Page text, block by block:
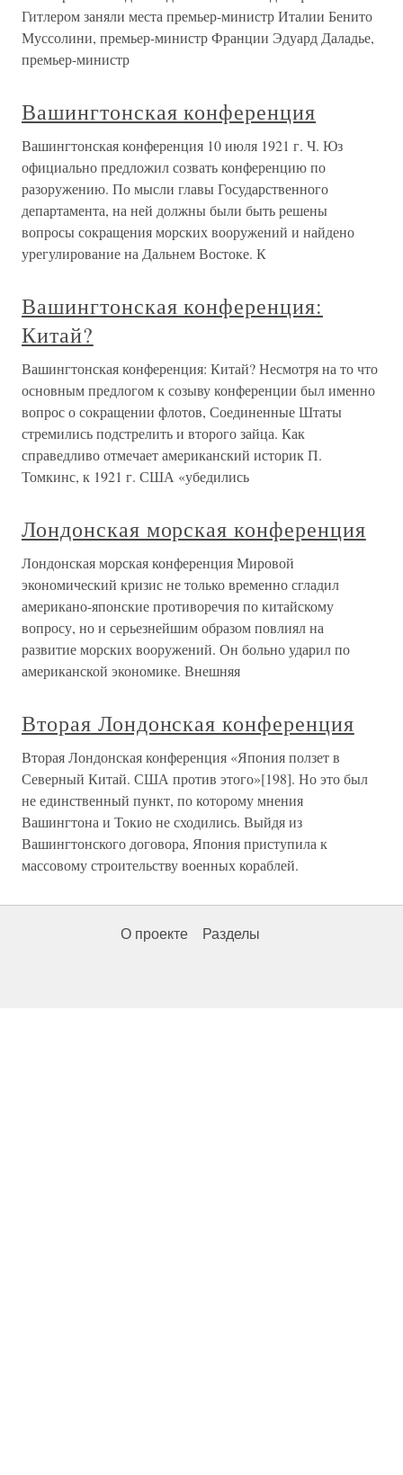
Гитлером заняли места премьер-министр Италии Бенито
Муссолини, премьер-министр Франции Эдуард Даладье,
премьер-министр
Вашингтонская конференция
Вашингтонская конференция 10 июля 1921 г. Ч. Юз
официально предложил созвать конференцию по
разоружению. По мысли главы Государственного
департамента, на ней должны были быть решены
вопросы сокращения морских вооружений и найдено
урегулирование на Дальнем Востоке. К
Вашингтонская конференция:
Китай?
Вашингтонская конференция: Китай? Несмотря на то что
основным предлогом к созыву конференции был именно
вопрос о сокращении флотов, Соединенные Штаты
стремились подстрелить и второго зайца. Как
справедливо отмечает американский историк П.
Томкинс, к 1921 г. США «убедились
Лондонская морская конференция
Лондонская морская конференция Мировой
экономический кризис не только временно сгладил
американо-японские противоречия по китайскому
вопросу, но и серьезнейшим образом повлиял на
развитие морских вооружений. Он больно ударил по
американской экономике. Внешняя
Вторая Лондонская конференция
Вторая Лондонская конференция «Япония ползет в
Северный Китай. США против этого»[198]. Но это был
не единственный пункт, по которому мнения
Вашингтона и Токио не сходились. Выйдя из
Вашингтонского договора, Япония приступила к
массовому строительству военных кораблей.
О проекте Разделы